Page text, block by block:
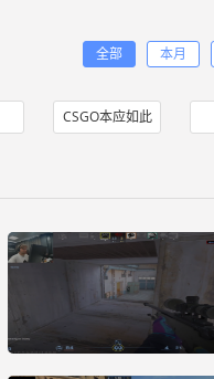
全部 本月
CSGO本应如此